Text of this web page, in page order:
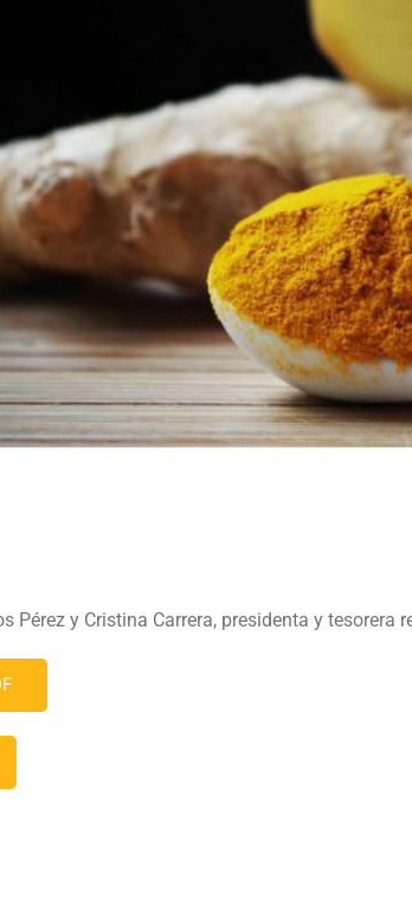
Pérez y Cristina Carrera, presidenta y tesorera